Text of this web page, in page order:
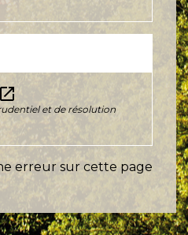
open_in_new
et de résolution
erreur sur cette page